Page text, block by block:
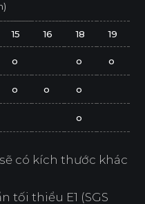
15 16 18 19
o o o
o o o
o
có kích thước khác
tối thiểu E1 (SGS